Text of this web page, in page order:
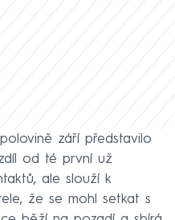
září představilo
od té první už
ale slouží k
že se mohl setkat s